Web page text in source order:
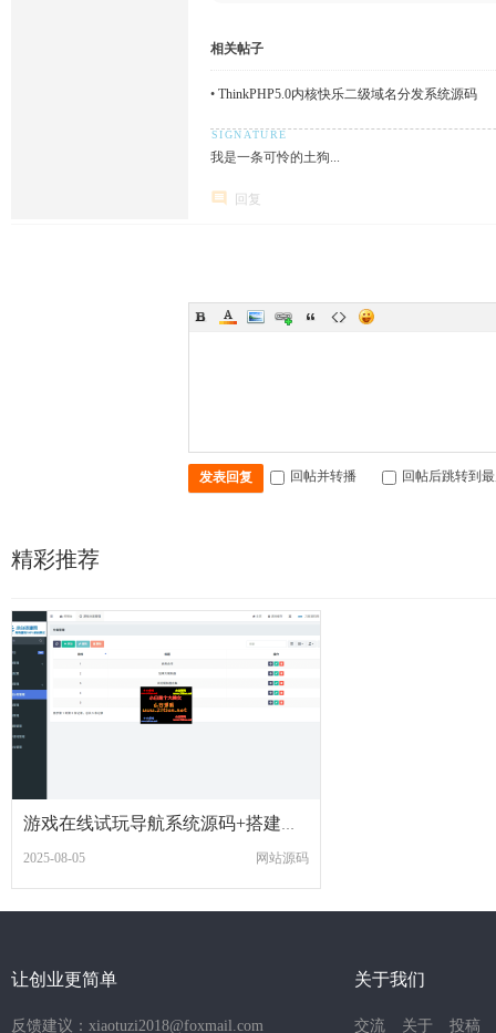
相关帖子
• ThinkPHP5.0内核快乐二级域名分发系统源码
我是一条可怜的土狗...
回复
发表回复 回帖并转播 回帖后跳转到
精彩推荐
2025-08-05 网站源码
让创业更简单
反馈建议：xiaotuzi2018@foxmail.com
关于我们
交流 关于 投稿